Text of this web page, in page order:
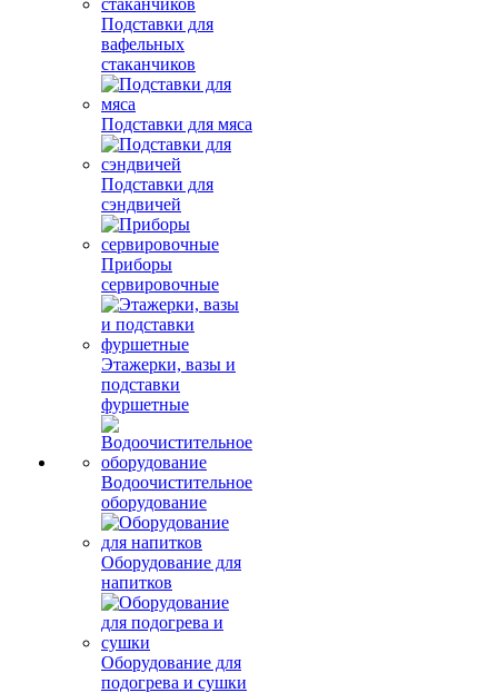
Подставки для
вафельных
стаканчиков
Подставки для мяса
Подставки для
сэндвичей
Приборы
сервировочные
Этажерки, вазы и
подставки
фуршетные
Водоочистительное
оборудование
Оборудование для
напитков
Оборудование для
подогрева и сушки